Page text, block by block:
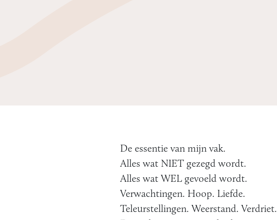
De essentie van mijn vak.
Alles wat NIET gezegd wordt.
Alles wat WEL gevoeld wordt.
Verwachtingen. Hoop. Liefde.
Teleurstellingen. Weerstand. Verdriet.